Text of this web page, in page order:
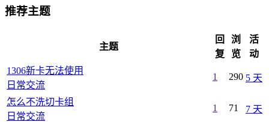
推荐主题
主题
回
复
浏
览
活
动
1306新卡无法使用
日常交流
1 290 5 天
怎么不洗切卡组
日常交流
1 71 7 天